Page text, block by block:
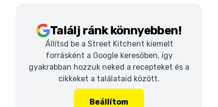
Találj ránk könnyebben!
Állítsd be a Street Kitchent kiemelt
forrásként a Google keresőben, így
gyakrabban hozzuk neked a recepteket és a
cikkeket a találataid között.
Beállítom